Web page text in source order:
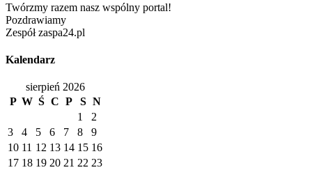
Twórzmy razem nasz wspólny portal!
Pozdrawiamy
Zespół zaspa24.pl
Kalendarz
sierpień 2026
P W Ś C P S N
1
2
3
4 5 6 7 8
9
10 11 12 13 14 15 16
17 18 19 20 21 22 23